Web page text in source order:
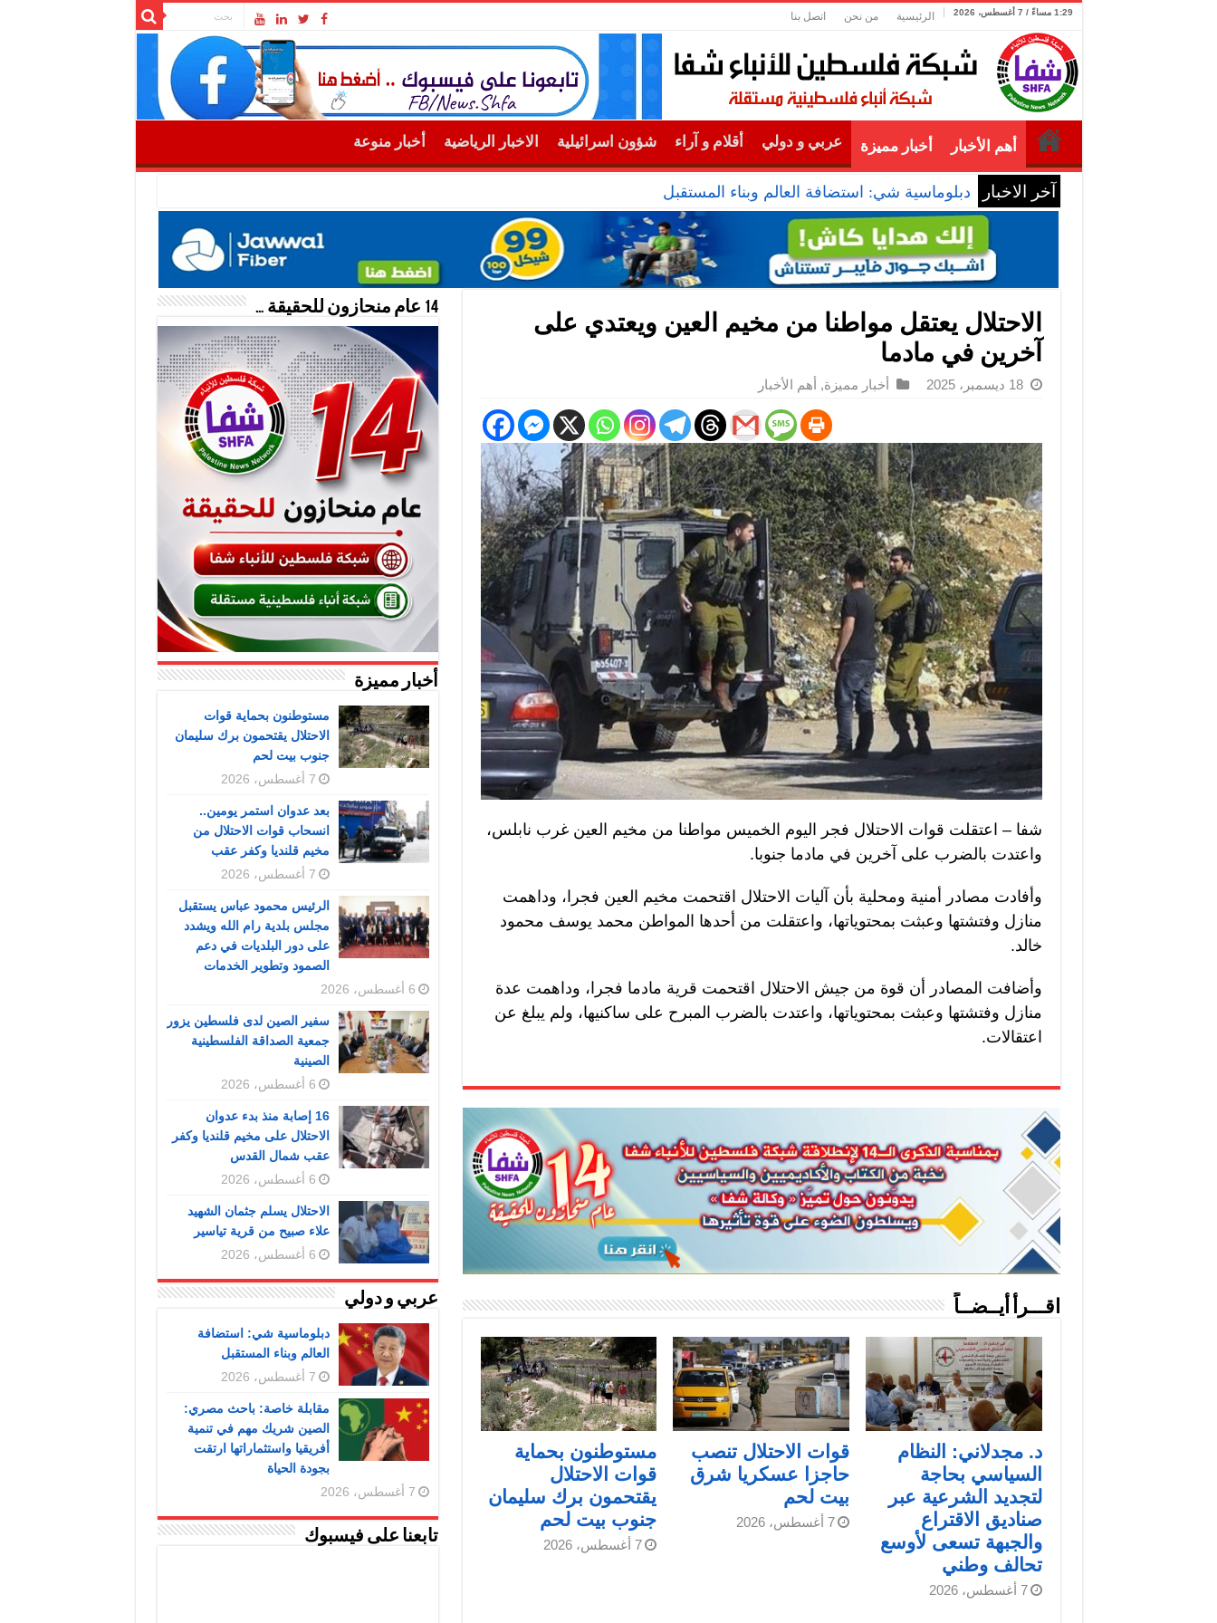
1:29 مساءً / 7 أغسطس، 2026 الرئيسية من نحن اتصل بنا
أهم الأخبار أخبار مميزة عربي و دولي أقلام و آراء شؤون اسرائيلية الاخبار الرياضية أخبار منوعة
آخر الاخبار دبلوماسية شي: استضافة العالم وبناء المستقبل
الاحتلال يعتقل مواطنا من مخيم العين ويعتدي على
آخرين في مادما
18 ديسمبر، 2025 أخبار مميزة, أهم الأخبار
شفا – اعتقلت قوات الاحتلال فجر اليوم الخميس مواطنا من مخيم العين غرب نابلس،
واعتدت بالضرب على آخرين في مادما جنوبا.
وأفادت مصادر أمنية ومحلية بأن آليات الاحتلال اقتحمت مخيم العين فجرا، وداهمت
منازل وفتشتها وعبثت بمحتوياتها، واعتقلت من أحدها المواطن محمد يوسف محمود
خالد.
وأضافت المصادر أن قوة من جيش الاحتلال اقتحمت قرية مادما فجرا، وداهمت عدة
منازل وفتشتها وعبثت بمحتوياتها، واعتدت بالضرب المبرح على ساكنيها، ولم يبلغ عن
اعتقالات.
اقـــرأ أيــضــاً
د. مجدلاني: النظام
السياسي بحاجة
لتجديد الشرعية عبر
صناديق الاقتراع
والجبهة تسعى لأوسع
تحالف وطني
7 أغسطس، 2026
قوات الاحتلال تنصب
حاجزا عسكريا شرق
بيت لحم
7 أغسطس، 2026
مستوطنون بحماية
قوات الاحتلال
يقتحمون برك سليمان
جنوب بيت لحم
7 أغسطس، 2026
14 عام منحازون للحقيقة …
أخبار مميزة
مستوطنون بحماية قوات
الاحتلال يقتحمون برك سليمان
جنوب بيت لحم
7 أغسطس، 2026
بعد عدوان استمر يومين..
انسحاب قوات الاحتلال من
مخيم قلنديا وكفر عقب
7 أغسطس، 2026
الرئيس محمود عباس يستقبل
مجلس بلدية رام الله ويشدد
على دور البلديات في دعم
الصمود وتطوير الخدمات
6 أغسطس، 2026
سفير الصين لدى فلسطين يزور
جمعية الصداقة الفلسطينية
الصينية
6 أغسطس، 2026
16 إصابة منذ بدء عدوان
الاحتلال على مخيم قلنديا وكفر
عقب شمال القدس
6 أغسطس، 2026
الاحتلال يسلم جثمان الشهيد
علاء صبيح من قرية تياسير
6 أغسطس، 2026
عربي و دولي
دبلوماسية شي: استضافة
العالم وبناء المستقبل
7 أغسطس، 2026
مقابلة خاصة: باحث مصري:
الصين شريك مهم في تنمية
أفريقيا واستثماراتها ارتقت
بجودة الحياة
7 أغسطس، 2026
تابعنا على فيسبوك